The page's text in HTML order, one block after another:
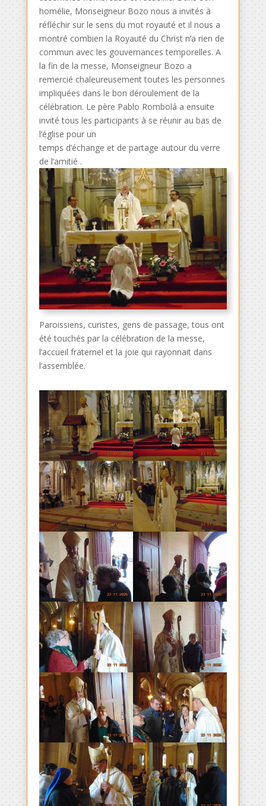
homélie, Monseigneur Bozo nous a invités à
réfléchir sur le sens du mot royauté et il nous a
montré combien la Royauté du Christ n’a rien de
commun avec les gouvernances temporelles. A
la fin de la messe, Monseigneur Bozo a
remercié chaleureusement toutes les personnes
impliquées dans le bon déroulement de la
célébration. Le père Pablo Rombolá a ensuite
invité tous les participants à se réunir au bas de
l’église pour un
temps d’échange et de partage autour du verre
de l’amitié .
Paroissiens, curistes, gens de passage, tous ont
été touchés par la célébration de la messe,
l’accueil fraternel et la joie qui rayonnait dans
l’assemblée.